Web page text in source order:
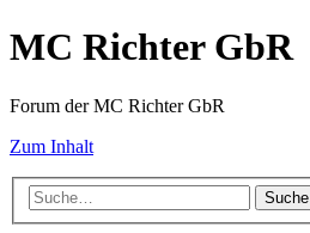
MC Richter GbR
Forum der MC Richter GbR
Zum Inhalt
Suche